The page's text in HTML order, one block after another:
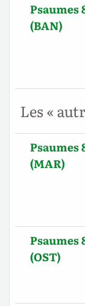
Psaumes
(BAN)
Les «
Psaumes
(MAR)
Psaumes
(OST)